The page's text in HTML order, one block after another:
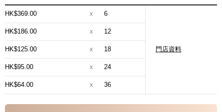
HK$369.00 x 6
門店資料
HK$186.00 x 12
HK$125.00 x 18
HK$95.00 x 24
HK$64.00 x 36